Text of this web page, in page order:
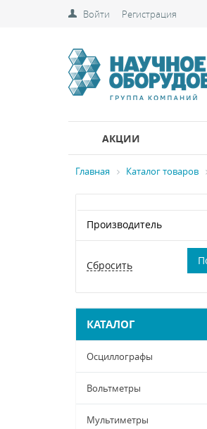
Войти Регистрация
АКЦИИ
Главная Каталог товаров
Производитель
КАТАЛОГ
Осциллографы
Вольтметры
Мультиметры